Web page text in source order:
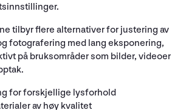
tilbyr flere alternativer for justering av
fotografering med lang eksponering,
på bruksområder som bilder, videoer
for forskjellige lysforhold
av høy kvalitet